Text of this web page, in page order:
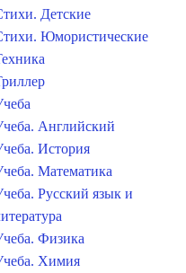
Детские
Юмористические
Английский
История
Математика
Русский язык и
Физика
Химия